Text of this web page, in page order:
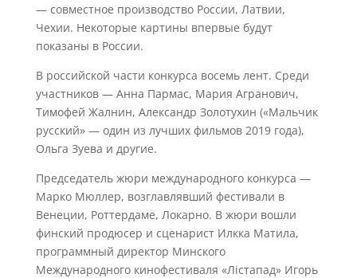
— совместное производство России, Латвии,
Чехии. Некоторые картины впервые будут
показаны в России.
В российской части конкурса восемь лент. Среди
участников — Анна Пармас, Мария Агранович,
Тимофей Жалнин, Александр Золотухин («Мальчик
русский» — один из лучших фильмов 2019 года),
Ольга Зуева и другие.
Председатель жюри международного конкурса —
Марко Мюллер, возглавлявший фестивали в
Венеции, Роттердаме, Локарно. В жюри вошли
финский продюсер и сценарист Илкка Матила,
программный директор Минского
Международного кинофестиваля «Лicтапад» Игорь